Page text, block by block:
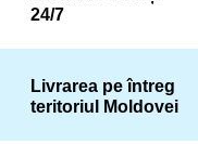
24/7
Livrarea pe întreg
teritoriul Moldovei